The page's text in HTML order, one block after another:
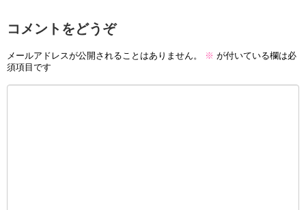
コメントをどうぞ
メールアドレスが公開されることはありません。 ※ が付いている欄は必
須項目です